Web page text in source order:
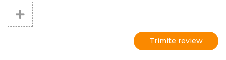
Trimite review